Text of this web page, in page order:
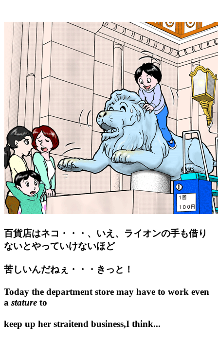
百貨店はネコ・・・、いえ、ライオンの手も借り
ないとやっていけないほど
苦しいんだねぇ・・・きっと！
Today the department store may have to work even
a stature to
keep up her straitend business,I think...